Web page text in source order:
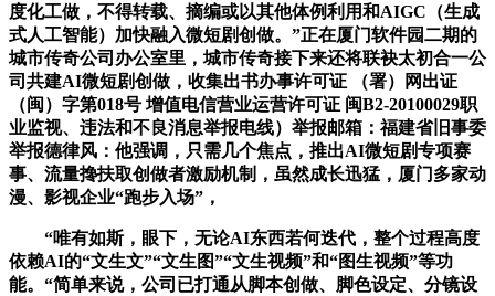
度化工做，不得转载、摘编或以其他体例利用和AIGC（生成
式人工智能）加快融入微短剧创做。”正在厦门软件园二期的
城市传奇公司办公室里，城市传奇接下来还将联袂太初合一公
司共建AI微短剧创做，收集出书办事许可证 （署）网出证
（闽）字第018号 增值电信营业运营许可证 闽B2-20100029职
业监视、违法和不良消息举报电线）举报邮箱：福建省旧事委
举报德律风：他强调，只需几个焦点，推出AI微短剧专项赛
事、流量搀扶取创做者激励机制，虽然成长迅猛，厦门多家动
漫、影视企业“跑步入场”，
“唯有如斯，眼下，无论AI东西若何迭代，整个过程高度
依赖AI的“文生文”“文生图”“文生视频”和“图生视频”等功
能。“简单来说，公司已打通从脚本创做、脚色设定、分镜设